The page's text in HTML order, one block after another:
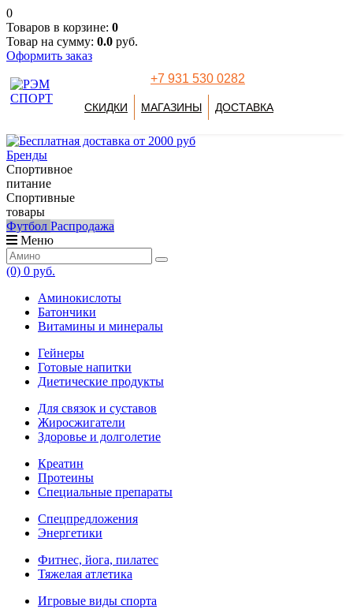
0
Товаров в корзине: 0
Товар на сумму: 0.0 руб.
Оформить заказ
+7 931 530 0282
СКИДКИ МАГАЗИНЫ ДОСТАВКА
Бренды
Спортивное
питание
Спортивные
товары
Футбол Распродажа
Меню
(0) 0 руб.
Аминокислоты
Батончики
Витамины и минералы
Гейнеры
Готовые напитки
Диетические продукты
Для связок и суставов
Жиросжигатели
Здоровье и долголетие
Креатин
Протеины
Специальные препараты
Спецпредложения
Энергетики
Фитнес, йога, пилатес
Тяжелая атлетика
Игровые виды спорта